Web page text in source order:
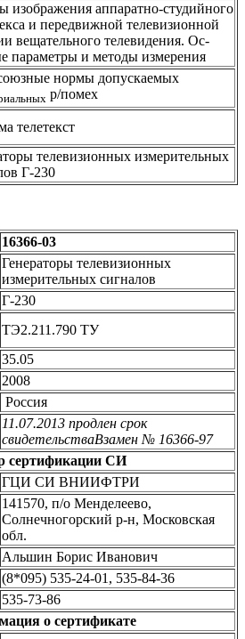
изображения аппаратно-студийного
и пере­движной телевизионной
вещательного телевидения. Ос­
параметры и методы измерения
нормы допускаемых
р/помех
телетекст
телевизионных измерительных
Г-230
16366-03
Генераторы телевизионных
измерительных сигналов
Г-230
ТЭ2.211.790 ТУ
35.05
2008
Россия
11.07.2013 продлен срок
свидетельстваВзамен № 16366-97
сертификации СИ
ГЦИ СИ ВНИИФТРИ
141570, п/о Менделеево,
Солнечногорский р-н, Московская
обл.
Альшин Борис Иванович
(8*095) 535-24-01, 535-84-36
535-73-86
о сертификате